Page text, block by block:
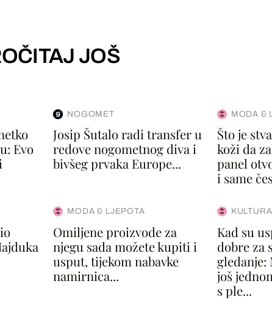
JOŠ
Evo
NOGOMET
Josip Šutalo radi transfer u
redove nogometnog diva i
bivšeg prvaka Europe...
MODA &
Što je
koži da
panel
i same
MODA & LJEPOTA
Omiljene proizvode za
njegu sada možete kupiti i
usput, tijekom nabavke
namirnica...
Kad su
dobre za
gledanje:
još
s ple...